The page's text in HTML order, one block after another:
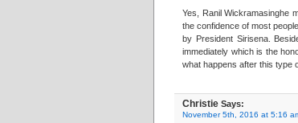
Yes, Ranil Wickramasinghe
the confidence of most
by President Sirisena.
immediately which is the
what happens after this type
Christie Says:
November 5th, 2016 at 5:16